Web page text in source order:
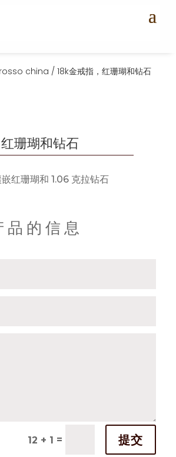
china / 18k金戒指，红珊瑚和钻石
珊瑚和钻石
红珊瑚和 1.06 克拉钻石
品的信息
12 + 1 = 提交